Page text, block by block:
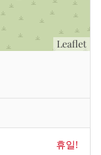
Leaflet
휴일!